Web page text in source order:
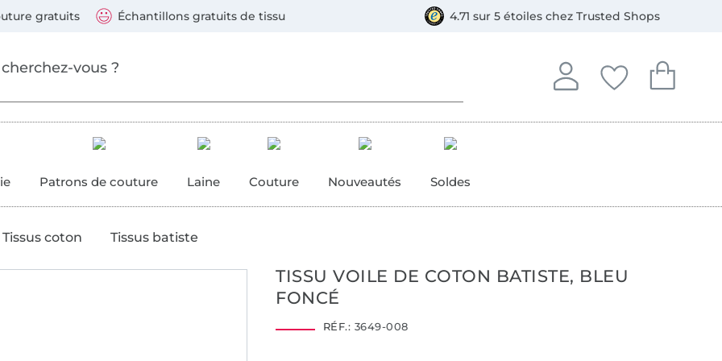
gratuits Échantillons gratuits de tissu 4.71 sur 5 étoiles chez Trusted Shops
Se connecter
Se connecter à votre
Mes favoris
Vous avez
Mon
Vous avez
Patrons de couture Laine Couture Nouveautés Soldes
Tissus coton Tissus batiste
TISSU VOILE DE COTON BATISTE, BLEU
FONCÉ
RÉF.: 3649-008
suivants : Visa, Mastercard, Carte bleue, PayPal, Virement, Bancontact